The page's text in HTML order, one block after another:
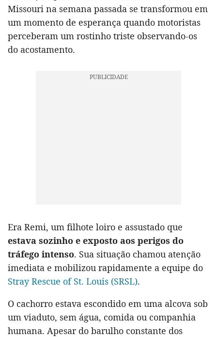
Missouri na semana passada se transformou em
um momento de esperança quando motoristas
perceberam um rostinho triste observando-os
do acostamento.
Era Remi, um filhote loiro e assustado que
estava sozinho e exposto aos perigos do
tráfego intenso. Sua situação chamou atenção
imediata e mobilizou rapidamente a equipe do
Stray Rescue of St. Louis (SRSL).
O cachorro estava escondido em uma alcova sob
um viaduto, sem água, comida ou companhia
humana. Apesar do barulho constante dos